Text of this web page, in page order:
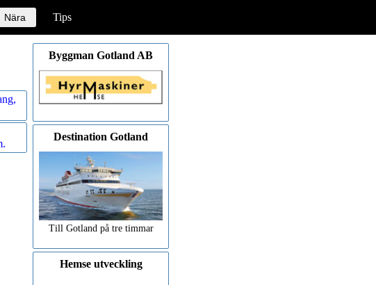
Tips
Byggman Gotland AB
Destination Gotland
Till Gotland på tre timmar
Hemse utveckling